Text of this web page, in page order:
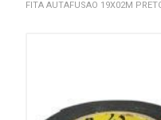
FITA AUTAFUSAO 19X02M